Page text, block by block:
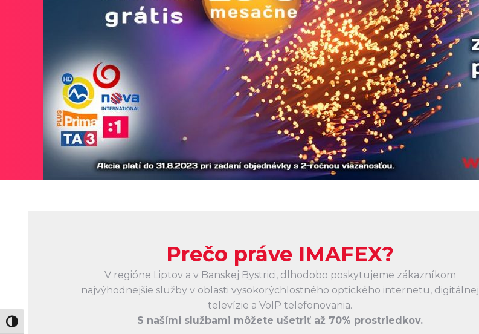
Zmeň vysoký kontrast
Prečo práve IMAFEX?
V regióne Liptov a v Banskej Bystrici, dlhodobo poskytujeme zákazníkom
najvýhodnejšie služby v oblasti vysokorýchlostného optického internetu, digitálnej
televízie a VoIP telefonovania.
S našími službami môžete ušetriť až 70% prostriedkov.